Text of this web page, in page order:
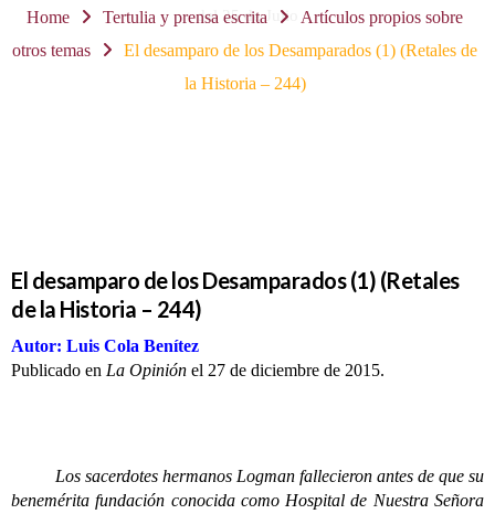
Home Tertulia y prensa escrita
Artículos propios sobre
otros temas
El desamparo de los Desamparados (1) (Retales de
la Historia – 244)
El desamparo de los Desamparados (1) (Retales
de la Historia – 244)
Autor: Luis Cola Benítez
Publicado en La Opinión el 27 de diciembre de 2015.
Los sacerdotes hermanos Logman fallecieron antes de que su
benemérita fundación conocida como Hospital de Nuestra Señora